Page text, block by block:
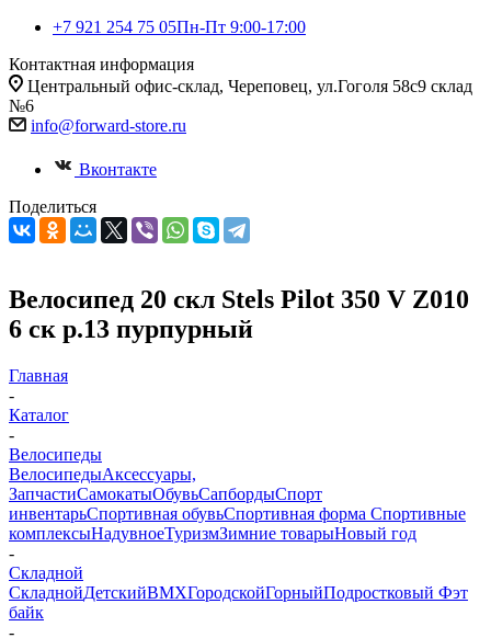
+7 921 254 75 05Пн-Пт 9:00-17:00
Контактная информация
Центральный офис-склад, Череповец, ул.Гоголя 58с9 склад
№6
info@forward-store.ru
Вконтакте
Поделиться
Велосипед 20 скл Stels Pilot 350 V Z010
6 ск р.13 пурпурный
Главная
-
Каталог
-
Велосипеды
ВелосипедыАксессуары,
ЗапчастиСамокатыОбувьСапбордыСпорт
инвентарьСпортивная обувьСпортивная форма Спортивные
комплексыНадувноеТуризмЗимние товарыНовый год
-
Складной
СкладнойДетскийBMXГородскойГорныйПодростковый Фэт
байк
-